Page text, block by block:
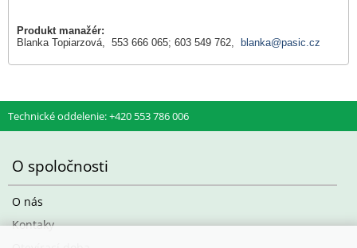
Produkt manažér:
Blanka Topiarzová, 553 666 065; 603 549 762,
blanka@pasic.cz
Technické oddelenie: +420 553 786 006
O spoločnosti
O nás
Kontaky